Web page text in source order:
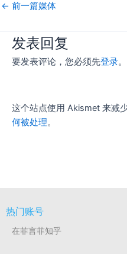
← 前一篇媒体
发表回复
要发表评论，您必须先登录。
这个站点使用 Akismet 来减
何被处理。
热门账号
在菲言菲知乎